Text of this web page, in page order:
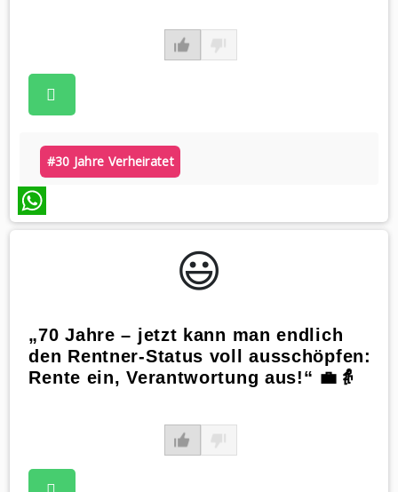
#30 Jahre Verheiratet
WhatsApp
😃️
„70 Jahre – jetzt kann man endlich
den Rentner-Status voll ausschöpfen:
Rente ein, Verantwortung aus!“ 💼👵